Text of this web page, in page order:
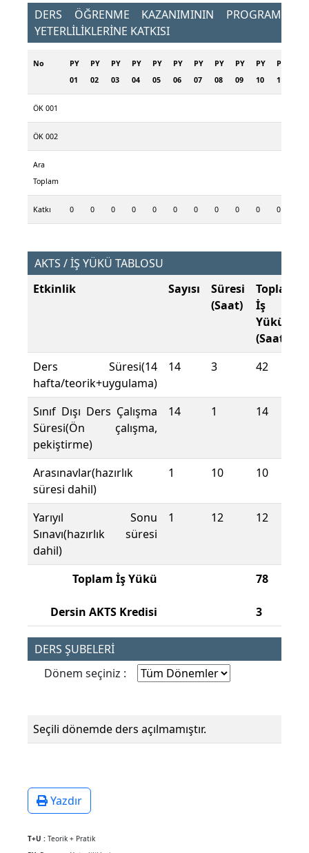
DERS ÖĞRENME KAZANIMININ PROGRAM
YETERLİLİKLERİNE KATKISI
No
PY
01
PY
02
PY
03
PY
04
PY
05
PY
06
PY
07
PY
08
PY
09
PY
10
PY
11
ÖK 001
ÖK 002
Ara
Toplam
Katkı 0 0 0 0 0 0 0 0 0 0 0
AKTS / İŞ YÜKÜ TABLOSU
Etkinlik
Sayısı
Süresi
(Saat)
Toplam
İş
Yükü
(Saat)
Ders Süresi(14
hafta/teorik+uygulama)
14 3 42
Sınıf Dışı Ders Çalışma
Süresi(Ön çalışma,
pekiştirme)
14 1 14
Arasınavlar(hazırlık
süresi dahil)
1 10 10
Yarıyıl Sonu
Sınavı(hazırlık süresi
dahil)
1 12 12
Toplam İş Yükü
Dersin AKTS Kredisi
78
3
DERS ŞUBELERİ
Dönem seçiniz :
Seçili dönemde ders açılmamıştır.
Yazdır
T+U : Teorik + Pratik